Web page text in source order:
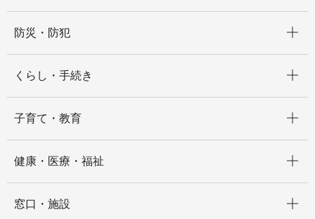
防災・防犯
くらし・手続き
子育て・教育
健康・医療・福祉
窓口・施設